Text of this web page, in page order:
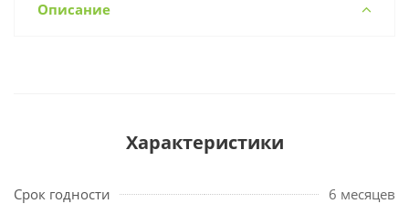
Описание
Характеристики
Срок годности
6 месяцев